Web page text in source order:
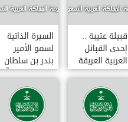
قبيلة عتيبة ..
إحدى القبائل
العربية العريقة
السيرة الذاتية
لسمو الأمير
بندر بن سلطان
بن عبد العزيز آل
سعود